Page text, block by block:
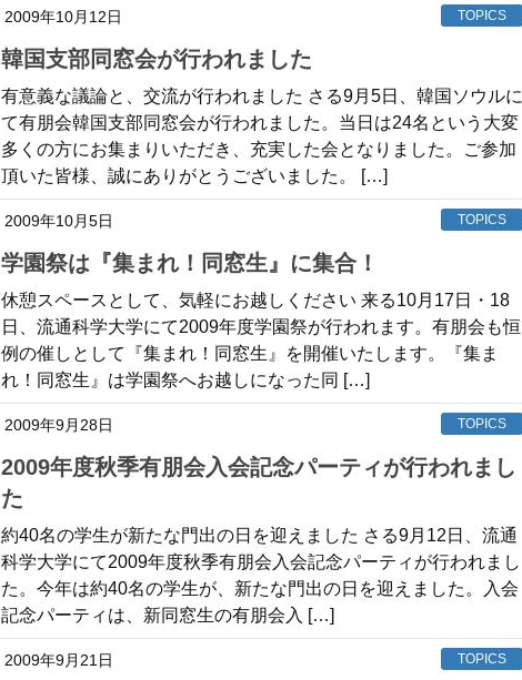
2009年10月12日 TOPICS
韓国支部同窓会が行われました
有意義な議論と、交流が行われました さる9月5日、韓国ソウルに
て有朋会韓国支部同窓会が行われました。当日は24名という大変
多くの方にお集まりいただき、充実した会となりました。ご参加
頂いた皆様、誠にありがとうございました。 […]
2009年10月5日 TOPICS
学園祭は『集まれ！同窓生』に集合！
休憩スペースとして、気軽にお越しください 来る10月17日・18
日、流通科学大学にて2009年度学園祭が行われます。有朋会も恒
例の催しとして『集まれ！同窓生』を開催いたします。『集ま
れ！同窓生』は学園祭へお越しになった同 […]
2009年9月28日 TOPICS
2009年度秋季有朋会入会記念パーティが行われまし
た
約40名の学生が新たな門出の日を迎えました さる9月12日、流通
科学大学にて2009年度秋季有朋会入会記念パーティが行われまし
た。今年は約40名の学生が、新たな門出の日を迎えました。入会
記念パーティは、新同窓生の有朋会入 […]
2009年9月21日 TOPICS